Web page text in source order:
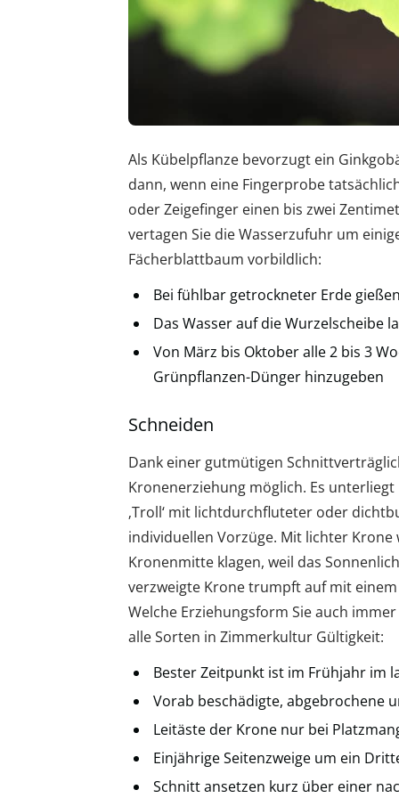
Als Kübelpflanze bevorzugt ein
dann, wenn eine Fingerprobe
oder Zeigefinger einen bis zwei
vertagen Sie die Wasserzufuhr um
Fächerblattbaum vorbildlich:
Bei fühlbar getrockneter Erde
Das Wasser auf die Wurzelscheibe
Von März bis Oktober alle 2 bis 3
Grünpflanzen-Dünger hinzugeben
Schneiden
Dank einer gutmütigen
Kronenerziehung möglich. Es
‚Troll‘ mit lichtdurchfluteter oder
individuellen Vorzüge. Mit lichter
Kronenmitte klagen, weil das
verzweigte Krone trumpft auf mit
Welche Erziehungsform Sie auch
alle Sorten in Zimmerkultur Gültigkeit:
Bester Zeitpunkt ist im Frühjahr im
Vorab beschädigte, abgebrochene
Leitäste der Krone nur bei
Einjährige Seitenzweige um ein
Schnitt ansetzen kurz über einer